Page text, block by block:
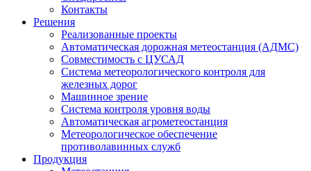
Контакты
Решения
Реализованные проекты
Автоматическая дорожная метеостанция (АДМС)
Совместимость с ЦУСАД
Система метеорологического контроля для
железных дорог
Машинное зрение
Система контроля уровня воды
Автоматическая агрометеостанция
Метеорологическое обеспечение
противолавинных служб
Продукция